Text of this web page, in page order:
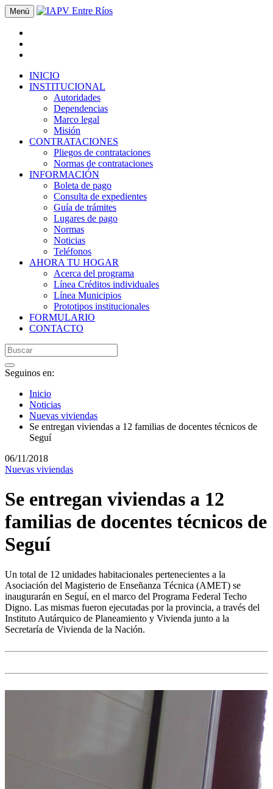
Menú
INICIO
INSTITUCIONAL
Autoridades
Dependencias
Marco legal
Misión
CONTRATACIONES
Pliegos de contrataciones
Normas de contrataciones
INFORMACIÓN
Boleta de pago
Consulta de expedientes
Guía de trámites
Lugares de pago
Normas
Noticias
Teléfonos
AHORA TU HOGAR
Acerca del programa
Línea Créditos individuales
Línea Municipios
Prototipos institucionales
FORMULARIO
CONTACTO
Seguinos en:
Inicio
Noticias
Nuevas viviendas
Se entregan viviendas a 12 familias de docentes técnicos de
Seguí
06/11/2018
Nuevas viviendas
Se entregan viviendas a 12
familias de docentes técnicos de
Seguí
Un total de 12 unidades habitacionales pertenecientes a la
Asociación del Magisterio de Enseñanza Técnica (AMET) se
inaugurarán en Seguí, en el marco del Programa Federal Techo
Digno. Las mismas fueron ejecutadas por la provincia, a través del
Instituto Autárquico de Planeamiento y Vivienda junto a la
Secretaría de Vivienda de la Nación.